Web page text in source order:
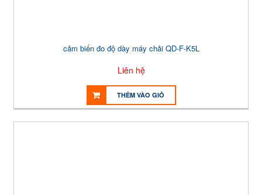
cảm biến đo độ dày máy chải QD-F-K5L
Liên hệ
THÊM VÀO GIỎ